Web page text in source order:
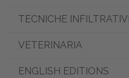
TECNICHE
VETERINARIA
ENGLISH EDITIONS